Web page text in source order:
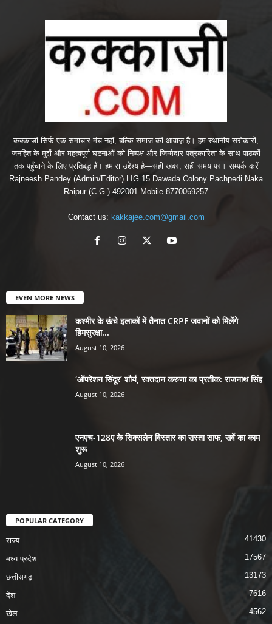
कक्काजी सिर्फ एक समाचार मंच नहीं, बल्कि समाज की आवाज़ है। हम स्थानीय सरोकारों,
जनहित के मुद्दों और महत्वपूर्ण घटनाओं को निष्पक्ष और जिम्मेदार पत्रकारिता के साथ पाठकों
तक पहुँचाने के लिए प्रतिबद्ध हैं। हमारा उद्देश्य है—सही खबर, सही समय पर। सम्पर्क करें
Rajneesh Pandey (Admin/Editor) LIG 15 Dawada Colony Pachpedi Naka
Raipur (C.G.) 492001 Mobile 8770069257
Contact us: kakkajee.com@gmail.com
EVEN MORE NEWS
कश्मीर के ऊंचे इलाकों में तैनात CRPF जवानों को मिलेंगे
हिमसुरक्षा...
August 10, 2026
‘ऑपरेशन सिंदूर’ शौर्य, रक्तदान करुणा का प्रतीक: राजनाथ सिंह
August 10, 2026
एनएच-128ए के सिक्सलेन विस्तार का रास्ता साफ, सर्वे का काम
शुरू
August 10, 2026
POPULAR CATEGORY
राज्य 41430
मध्य प्रदेश 17567
छत्तीसगढ़ 13173
देश 7616
खेल 4562